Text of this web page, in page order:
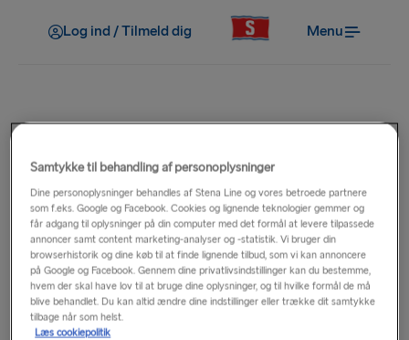
Log ind / Tilmeld dig Menu
Efter rejsen
Mistede genstande
Karrierer
Samtykke til behandling af personoplysninger
Dine personoplysninger behandles af Stena Line og vores betroede partnere
som f.eks. Google og Facebook. Cookies og lignende teknologier gemmer og
får adgang til oplysninger på din computer med det formål at levere tilpassede
annoncer samt content marketing-analyser og -statistik. Vi bruger din
browserhistorik og dine køb til at finde lignende tilbud, som vi kan annoncere
på Google og Facebook. Gennem dine privatlivsindstillinger kan du bestemme,
hvem der skal have lov til at bruge dine oplysninger, og til hvilke formål de må
blive behandlet. Du kan altid ændre dine indstillinger eller trække dit samtykke
tilbage når som helst.
Læs cookiepolitik